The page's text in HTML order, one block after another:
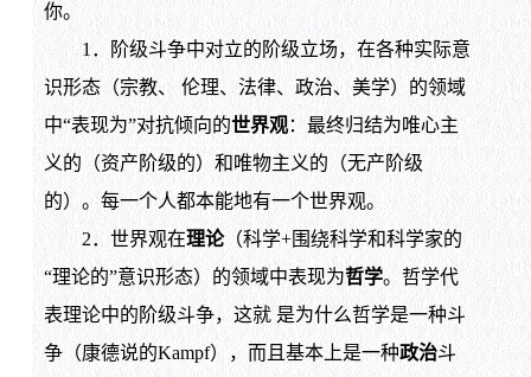
你。
1．阶级斗争中对立的阶级立场，在各种实际意
识形态（宗教、 伦理、法律、政治、美学）的领域
中“表现为”对抗倾向的世界观：最终归结为唯心主
义的（资产阶级的）和唯物主义的（无产阶级
的）。每一个人都本能地有一个世界观。
2．世界观在理论（科学+围绕科学和科学家的
“理论的”意识形态）的领域中表现为哲学。哲学代
表理论中的阶级斗争，这就 是为什么哲学是一种斗
争（康德说的Kampf），而且基本上是一种政治斗